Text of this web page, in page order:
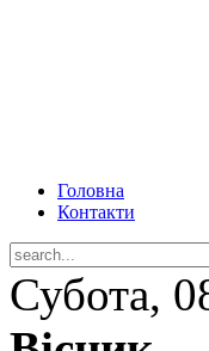
Головна
Контакти
Субота,